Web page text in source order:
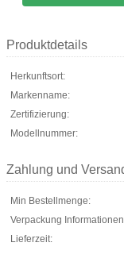
Produktdetails
Herkunftsort:
Markenname:
Zertifizierung:
Modellnummer:
Zahlung und
Min Bestellmenge:
Verpackung
Lieferzeit: